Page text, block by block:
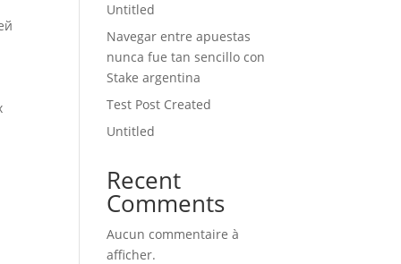
Untitled
Navegar entre apuestas
nunca fue tan sencillo con
Stake argentina
Test Post Created
Untitled
Recent
Comments
Aucun commentaire à
afficher.